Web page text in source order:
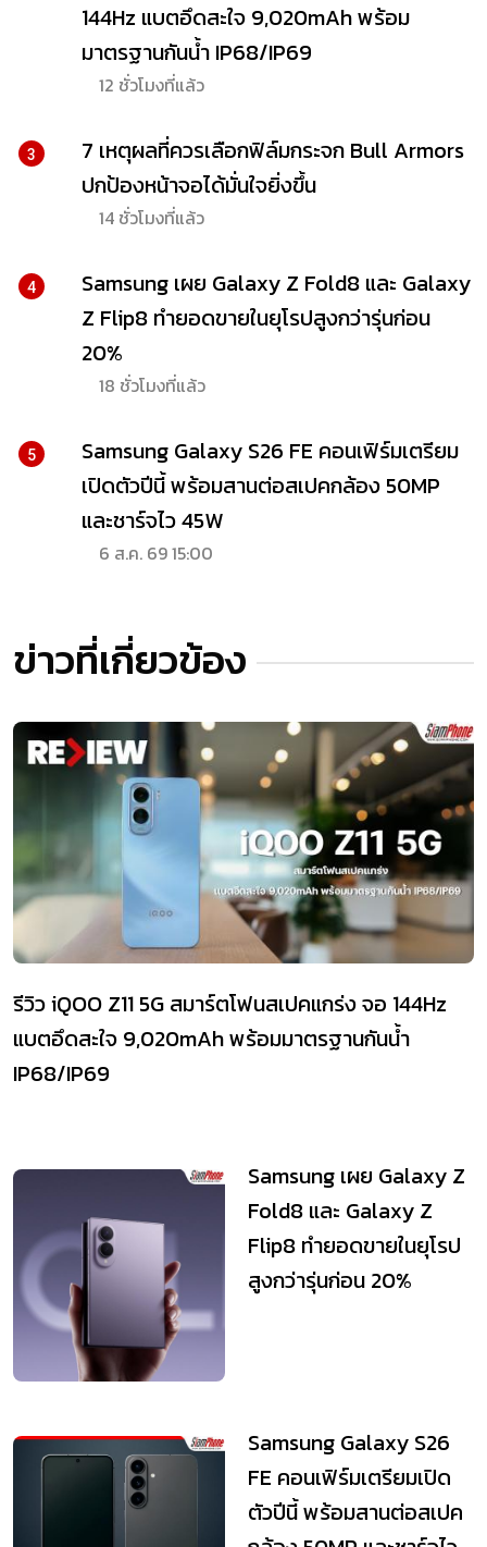
144Hz แบตอึดสะใจ 9,020mAh พร้อม
มาตรฐานกันน้ำ IP68/IP69
12 ชั่วโมงที่แล้ว
3
7 เหตุผลที่ควรเลือกฟิล์มกระจก Bull Armors
ปกป้องหน้าจอได้มั่นใจยิ่งขึ้น
14 ชั่วโมงที่แล้ว
4
Samsung เผย Galaxy Z Fold8 และ Galaxy
Z Flip8 ทำยอดขายในยุโรปสูงกว่ารุ่นก่อน
20%
18 ชั่วโมงที่แล้ว
5
Samsung Galaxy S26 FE คอนเฟิร์มเตรียม
เปิดตัวปีนี้ พร้อมสานต่อสเปคกล้อง 50MP
และชาร์จไว 45W
6 ส.ค. 69 15:00
ข่าวที่เกี่ยวข้อง
รีวิว iQOO Z11 5G สมาร์ตโฟนสเปคแกร่ง จอ 144Hz
แบตอึดสะใจ 9,020mAh พร้อมมาตรฐานกันน้ำ
IP68/IP69
Samsung เผย Galaxy Z
Fold8 และ Galaxy Z
Flip8 ทำยอดขายในยุโรป
สูงกว่ารุ่นก่อน 20%
Samsung Galaxy S26
FE คอนเฟิร์มเตรียมเปิด
ตัวปีนี้ พร้อมสานต่อสเปค